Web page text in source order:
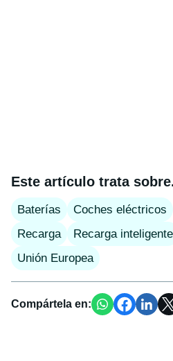
Este artículo trata
Baterías Coches eléctricos
Recarga
Recarga inteligente
Unión Europea
Compártela en: